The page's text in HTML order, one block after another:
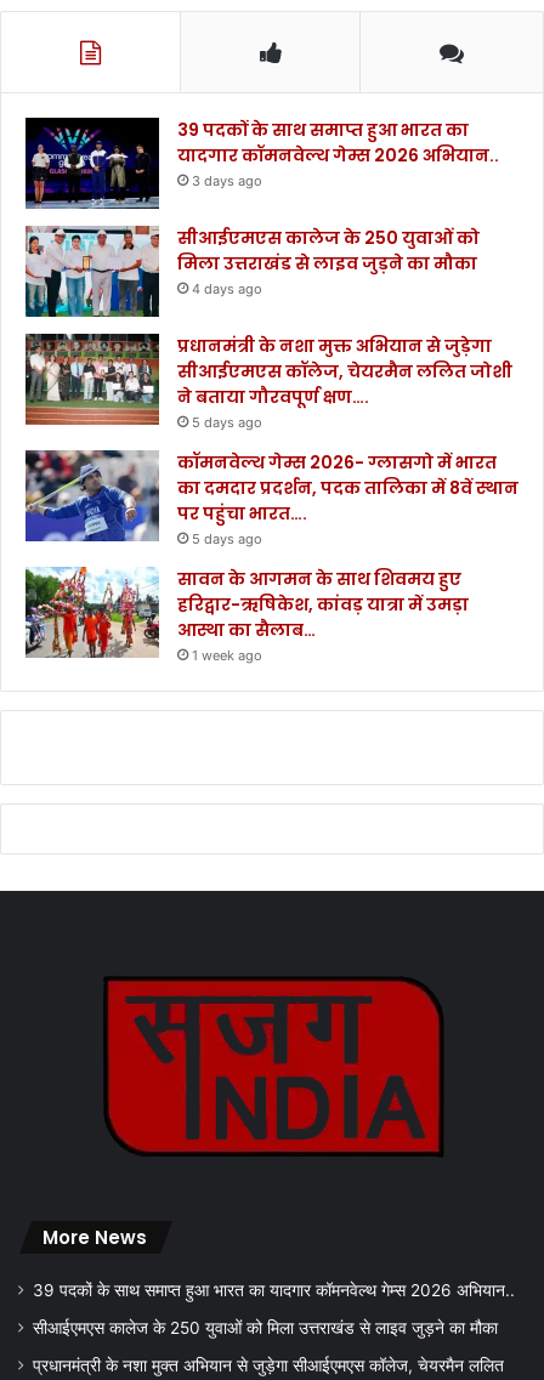
39 पदकों के साथ समाप्त हुआ भारत का
यादगार कॉमनवेल्थ गेम्स 2026 अभियान..
3 days ago
सीआईएमएस कालेज के 250 युवाओं को
मिला उत्तराखंड से लाइव जुड़ने का मौका
4 days ago
प्रधानमंत्री के नशा मुक्त अभियान से जुड़ेगा
सीआईएमएस कॉलेज, चेयरमैन ललित जोशी
ने बताया गौरवपूर्ण क्षण….
5 days ago
कॉमनवेल्थ गेम्स 2026- ग्लासगो में भारत
का दमदार प्रदर्शन, पदक तालिका में 8वें स्थान
पर पहुंचा भारत….
5 days ago
सावन के आगमन के साथ शिवमय हुए
हरिद्वार-ऋषिकेश, कांवड़ यात्रा में उमड़ा
आस्था का सैलाब…
1 week ago
More News
39 पदकों के साथ समाप्त हुआ भारत का यादगार कॉमनवेल्थ गेम्स 2026 अभियान..
सीआईएमएस कालेज के 250 युवाओं को मिला उत्तराखंड से लाइव जुड़ने का मौका
प्रधानमंत्री के नशा मुक्त अभियान से जुड़ेगा सीआईएमएस कॉलेज, चेयरमैन ललित